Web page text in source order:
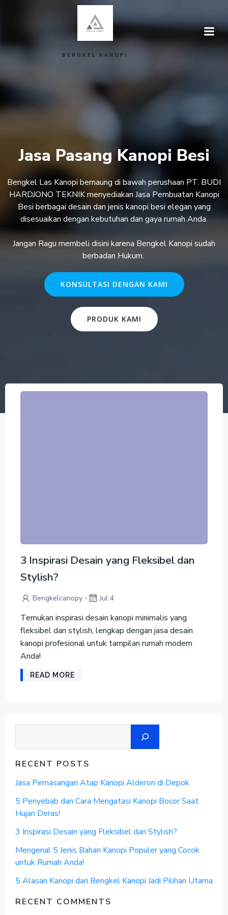
to
BENGKEL KANOPI
Jasa Pasang Kanopi Besi
Bengkel Las Kanopi bernaung di bawah perushaan PT. BUDI
HARDJONO TEKNIK menyediakan Jasa Pembuatan Kanopi
Besi berbagai desain dan jenis kanopi besi elegan yang
disesuaikan dengan kebutuhan dan gaya rumah Anda.
Jangan Ragu membeli disini karena Bengkel Kanopi sudah
berbadan Hukum.
KONSULTASI DENGAN KAMI
PRODUK KAMI
3 Inspirasi Desain yang Fleksibel dan
Stylish?
Bengkelcanopy - Jul 4
Temukan inspirasi desain kanopi minimalis yang
fleksibel dan stylish, lengkap dengan jasa desain
kanopi profesional untuk tampilan rumah modern
Anda!
READ MORE
RECENT POSTS
Jasa Pemasangan Atap Kanopi Alderon di Depok
5 Penyebab dan Cara Mengatasi Kanopi Bocor Saat
Hujan Deras!
3 Inspirasi Desain yang Fleksibel dan Stylish?
Mengenal 5 Jenis Bahan Kanopi Populer yang Cocok
untuk Rumah Anda!
5 Alasan Kanopi dari Bengkel Kanopi Jadi Pilihan Utama
RECENT COMMENTS